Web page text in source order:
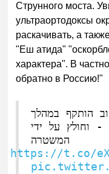
Струнного моста.
ультраортодоксы
раскачивать, а
"Еш атида"
характера". В
обратно в Россию!"
הותקף במהלך
- וחולץ על ידי
המשטרה
https://t.co/